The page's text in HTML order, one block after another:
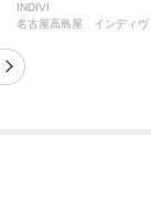
INDIVI
名古屋高島屋 インディヴ